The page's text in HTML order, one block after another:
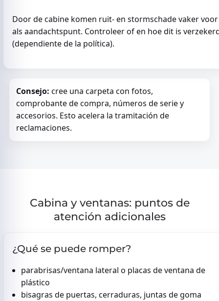
Door de cabine komen ruit- en stormschade vaker voor
als aandachtspunt. Controleer of en hoe dit is
(dependiente de la política).
Consejo: cree una carpeta con fotos,
comprobante de compra, números de serie y
accesorios. Esto acelera la tramitación de
reclamaciones.
Cabina y ventanas: puntos de
atención adicionales
¿Qué se puede romper?
parabrisas/ventana lateral o placas de ventana de
plástico
bisagras de puertas, cerraduras, juntas de goma